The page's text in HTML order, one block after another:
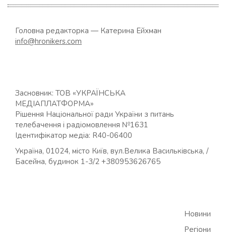
Головна редакторка — Катерина Ейхман
info@hronikers.com
Засновник: ТОВ «УКРАЇНСЬКА
МЕДІАПЛАТФОРМА»
Рішення Національної ради України з питань
телебачення і радіомовлення №1631
Ідентифікатор медіа: R40-06400
Україна, 01024, місто Київ, вул.Велика Васильківська, /
Басейна, будинок 1-3/2 +380953626765
Новини
Регіони